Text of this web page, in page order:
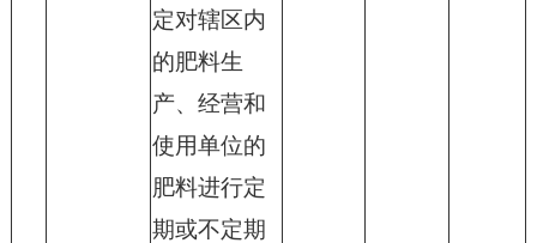
定对辖区内
的肥料生
产、经营和
使用单位的
肥料进行定
期或不定期